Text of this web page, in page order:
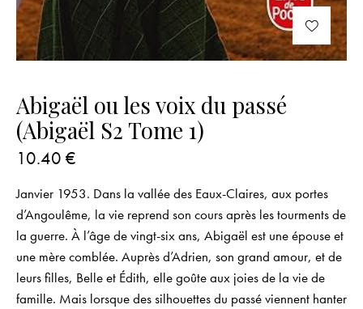
Abigaël ou les voix du passé
(Abigaël S2 Tome 1)
10.40 €
Janvier 1953. Dans la vallée des Eaux-Claires, aux portes
d’Angoulême, la vie reprend son cours après les tourments de
la guerre. À l’âge de vingt-six ans, Abigaël est une épouse et
une mère comblée. Auprès d’Adrien, son grand amour, et de
leurs filles, Belle et Édith, elle goûte aux joies de la vie de
famille. Mais lorsque des silhouettes du passé viennent hanter